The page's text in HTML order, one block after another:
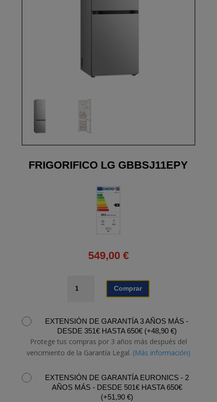
FRIGORIFICO LG GBBSJ11EPY
549,00 €
FRIGORIFICO
LG
Comprar
EXTENSIÓN DE GARANTÍA 3 AÑOS MÁS -
DESDE 351€ HASTA 650€ (+48,90 €)
Protege tus compras por 3 años más después del
vencimiento de la Garantía Legal. (Más información)
EXTENSIÓN DE GARANTÍA EURONICS - 2
AÑOS MÁS - DESDE 501€ HASTA 650€
(+51,90 €)